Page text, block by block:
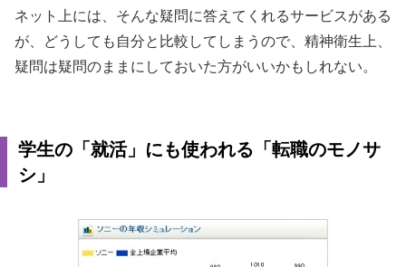
ネット上には、そんな疑問に答えてくれるサービスがある
が、どうしても自分と比較してしまうので、精神衛生上、
疑問は疑問のままにしておいた方がいいかもしれない。
学生の「就活」にも使われる「転職のモノサ
シ」